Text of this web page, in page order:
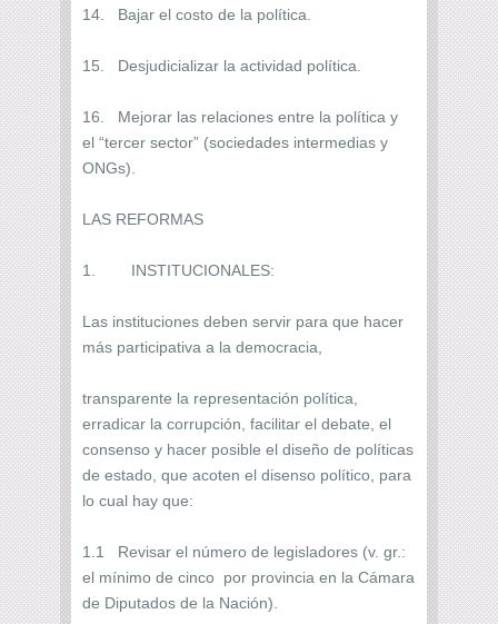
14. Bajar el costo de la política.
15. Desjudicializar la actividad política.
16. Mejorar las relaciones entre la política y
el “tercer sector” (sociedades intermedias y
ONGs).
LAS REFORMAS
1. INSTITUCIONALES:
Las instituciones deben servir para que hacer
más participativa a la democracia,
transparente la representación política,
erradicar la corrupción, facilitar el debate, el
consenso y hacer posible el diseño de políticas
de estado, que acoten el disenso político, para
lo cual hay que:
1.1 Revisar el número de legisladores (v. gr.:
el mínimo de cinco por provincia en la Cámara
de Diputados de la Nación).